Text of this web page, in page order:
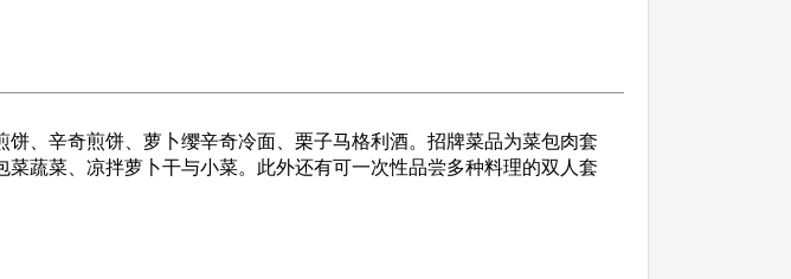
、辛奇煎饼、萝卜缨辛奇冷面、栗子马格利酒。招牌菜品为菜包肉套
蔬菜、凉拌萝卜干与小菜。此外还有可一次性品尝多种料理的双人套